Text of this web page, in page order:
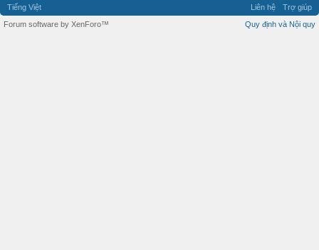
Tiếng Việt Liên hệ
Trợ giúp
Quy định và Nội quy
Forum software by XenForo™